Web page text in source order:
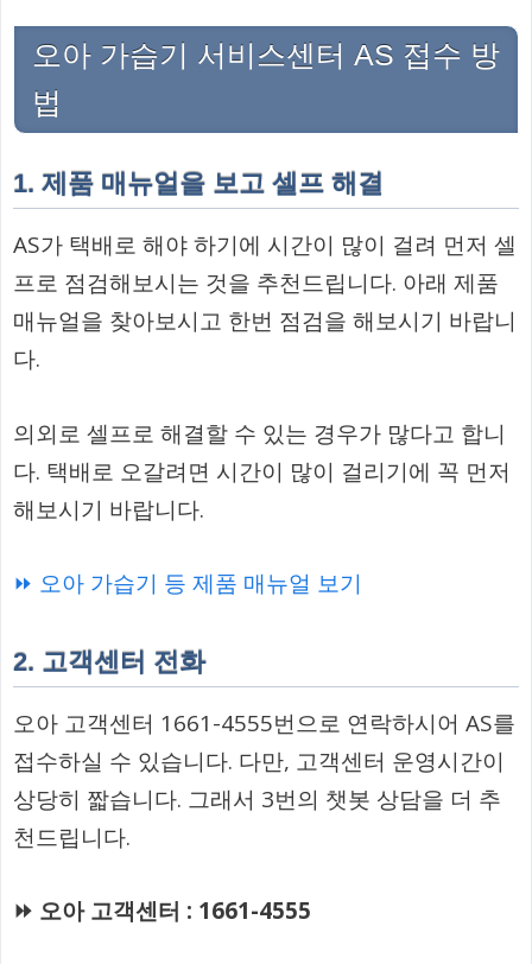
오아 가습기 서비스센터 AS 접수 방
법
1. 제품 매뉴얼을 보고 셀프 해결
AS가 택배로 해야 하기에 시간이 많이 걸려 먼저 셀
프로 점검해보시는 것을 추천드립니다. 아래 제품
매뉴얼을 찾아보시고 한번 점검을 해보시기 바랍니
다.
의외로 셀프로 해결할 수 있는 경우가 많다고 합니
다. 택배로 오갈려면 시간이 많이 걸리기에 꼭 먼저
해보시기 바랍니다.
⏩ 오아 가습기 등 제품 매뉴얼 보기
2. 고객센터 전화
오아 고객센터 1661-4555번으로 연락하시어 AS를
접수하실 수 있습니다. 다만, 고객센터 운영시간이
상당히 짧습니다. 그래서 3번의 챗봇 상담을 더 추
천드립니다.
⏩ 오아 고객센터 : 1661-4555